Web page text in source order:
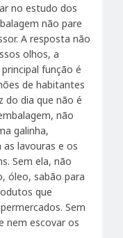
no estudo dos
não pare
A resposta não
olhos, a
função é
de habitantes
do dia que não é
não
galinha,
lavouras e os
Sem ela, não
óleo, sabão para
que
Sem
nem escovar os